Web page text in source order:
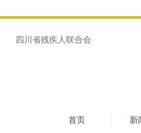
四川省残疾人联合会
首页 新